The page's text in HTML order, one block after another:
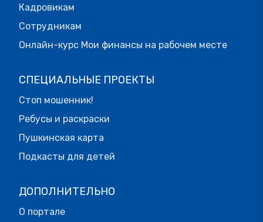
Кадровикам
Сотрудникам
Онлайн-курс Мои финансы на рабочем месте
СПЕЦИАЛЬНЫЕ ПРОЕКТЫ
Стоп мошенник!
Ребусы и раскраски
Пушкинская карта
Подкасты для детей
ДОПОЛНИТЕЛЬНО
О портале